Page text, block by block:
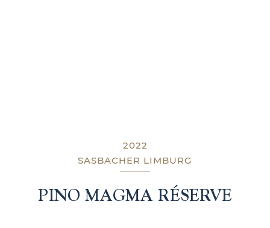
2022
SASBACHER LIMBURG
PINO MAGMA RÉSERVE